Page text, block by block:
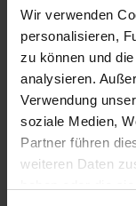
Wir verwenden
personalisieren,
zu können und
analysieren.
Verwendung
soziale Medien,
Partner führen
weiteren Daten
Typ
Kilometerstand
Erstzulassung
Zustand
Leistung